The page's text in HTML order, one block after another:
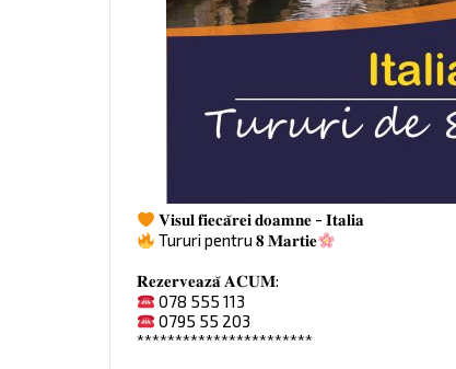
𝐕𝐢𝐬𝐮𝐥 𝐟𝐢𝐞𝐜𝐚̆𝐫𝐞𝐢 𝐝𝐨𝐚𝐦𝐧𝐞 - 𝐈𝐭𝐚𝐥𝐢𝐚
Tururi pentru 𝟖 𝐌𝐚𝐫𝐭𝐢𝐞
𝐑𝐞𝐳𝐞𝐫𝐯𝐞𝐚𝐳𝐚̆ 𝐀𝐂𝐔𝐌:
078 555 113
0795 55 203
***********************